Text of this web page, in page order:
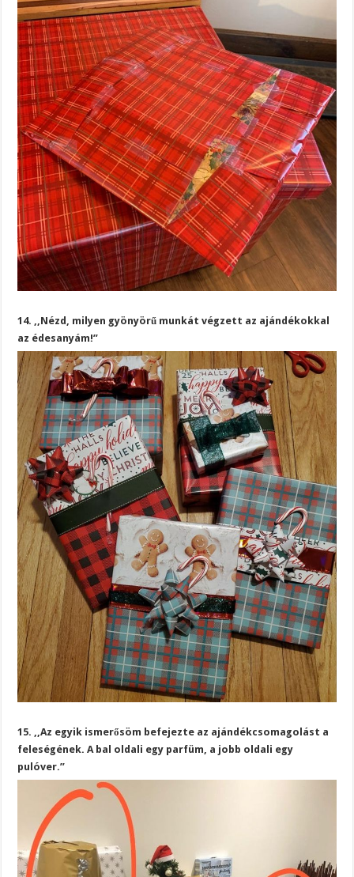
14. ,,Nézd, milyen gyönyörű munkát végzett az ajándékokkal
az édesanyám!”
15. ,,Az egyik ismerősöm befejezte az ajándékcsomagolást a
feleségének. A bal oldali egy parfüm, a jobb oldali egy
pulóver.”